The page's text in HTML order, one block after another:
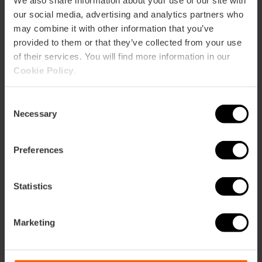
our social media, advertising and analytics partners who
may combine it with other information that you’ve
provided to them or that they’ve collected from your use
of their services. You will find more information in our
Cookie Policy
Selection
Necessary
Preferences
Statistics
Marketing
CLIENTS
PLAZA DEL AYUNTAMIENTO 4